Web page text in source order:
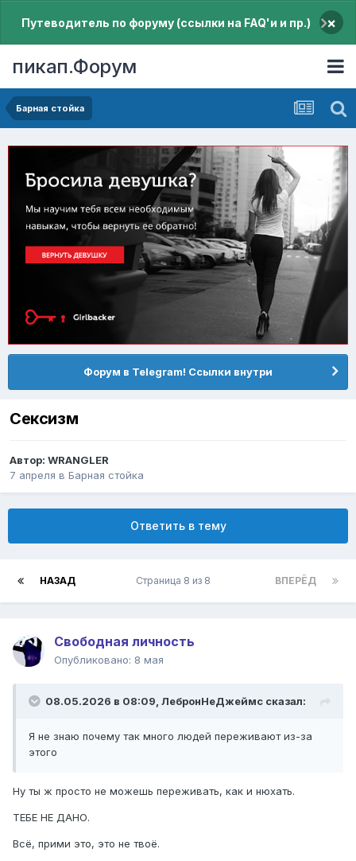
Путеводитель по форуму (ссылки на FAQ'и и пр.) ×
пикап.Форум
Барная стойка
Форум в Telegram! Ссылки внутри
Сексизм
Автор: WRANGLER
7 апреля в Барная стойка
Ответить в тему
НАЗАД ВПЕРЁД
Страница 8 из 8
Свободная личность
Опубликовано: 8 мая
08.05.2026 в 08:09, ЛебронНеДжеймс сказал:
Я не знаю почему так много людей переживают из-за
этого
Ну ты ж просто не можешь переживать, как и нюхать.
ТЕБЕ НЕ ДАНО.
Всё, прими это, это не твоё.